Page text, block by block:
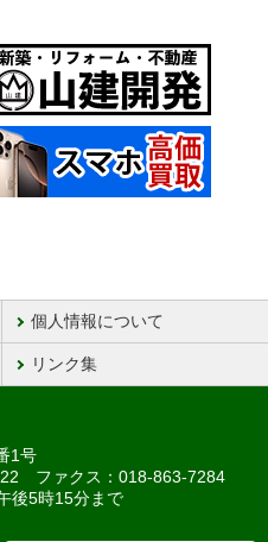
個人情報について
リンク集
1号
ファクス：018-863-7284
後5時15分まで